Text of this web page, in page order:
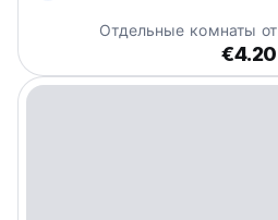
Отдельные комнаты от
€4.20